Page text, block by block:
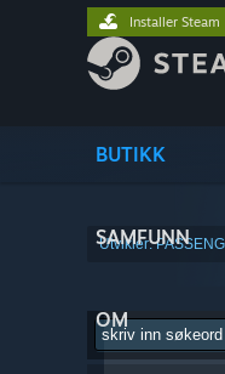
BUTIKK
SAMFUNN
OM
Installer Steam
Utvikler: